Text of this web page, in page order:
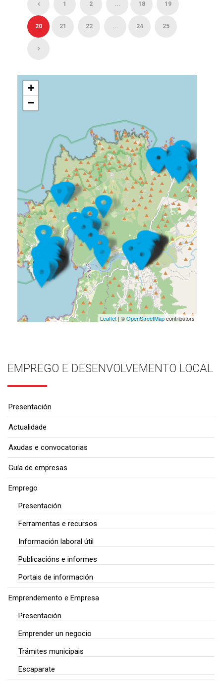
1 2 ... 18 19
20 21 22 ... 24 25
+
−
Leaflet| ©OpenStreetMapcontributors
EMPREGO E DESENVOLVEMENTO LOCAL
Presentación
Actualidade
Axudas e convocatorias
Guía de empresas
Emprego
Presentación
Ferramentas e recursos
Información laboral útil
Publicacións e informes
Portais de información
Emprendemento e Empresa
Presentación
Emprender un negocio
Trámites municipais
Escaparate